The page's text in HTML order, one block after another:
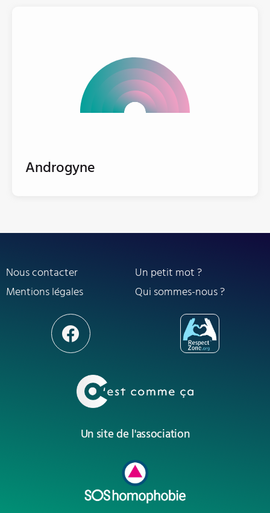
Androgyne
Nous contacter
Un petit mot ?
Mentions légales
Qui sommes-nous ?
Un site de l'association